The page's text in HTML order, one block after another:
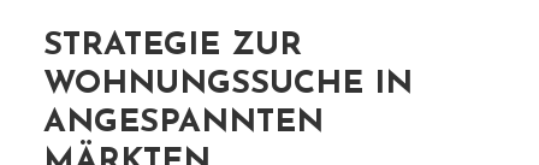
STRATEGIE ZUR
WOHNUNGSSUCHE IN
ANGESPANNTEN